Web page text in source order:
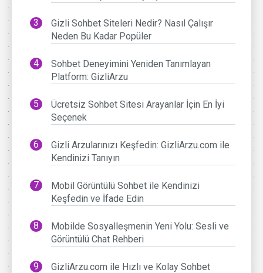
Gizli Sohbet Siteleri Nedir? Nasıl Çalışır
Neden Bu Kadar Popüler
Sohbet Deneyimini Yeniden Tanımlayan
Platform: GizliArzu
Ücretsiz Sohbet Sitesi Arayanlar İçin En İyi
Seçenek
Gizli Arzularınızı Keşfedin: GizliArzu.com ile
Kendinizi Tanıyın
Mobil Görüntülü Sohbet ile Kendinizi
Keşfedin ve İfade Edin
Mobilde Sosyalleşmenin Yeni Yolu: Sesli ve
Görüntülü Chat Rehberi
GizliArzu.com ile Hızlı ve Kolay Sohbet